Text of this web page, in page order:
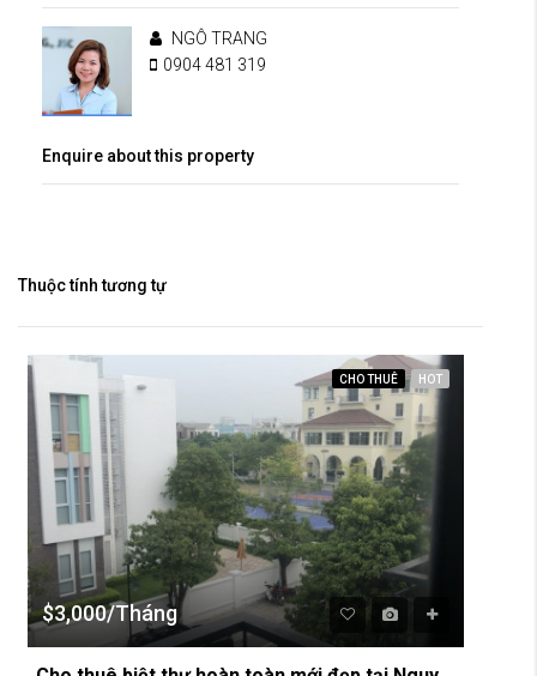
NGÔ TRANG
0904 481 319
Enquire about this property
Thuộc tính tương tự
CHO THUÊ HOT
$3,000/Tháng